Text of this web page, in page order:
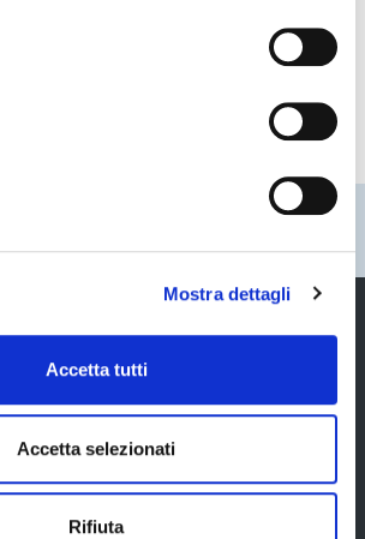
Mostra dettagli
Accetta tutti
Accetta selezionati
Rifiuta
Provincia di Modena